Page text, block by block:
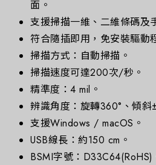
面。
支援掃描一維、二維條碼及
符合隨插即用，免安裝驅動
掃描方式：自動掃描。
掃描速度可達200次/秒。
精準度：4 mil。
辨識角度：旋轉360°、傾斜
支援Windows / macOS。
USB線長：約150 cm。
BSMI字號：D33C64(RoHS)